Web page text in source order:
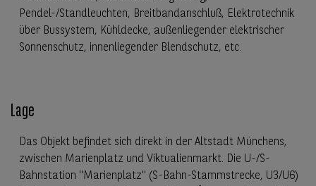
Pendel-/Standleuchten, Breitbandanschluß, Elektrotechnik
über Bussystem, Kühldecke, außenliegender elektrischer
Sonnenschutz, innenliegender Blendschutz, etc.
Lage
Das Objekt befindet sich direkt in der Altstadt Münchens,
zwischen Marienplatz und Viktualienmarkt. Die U-/S-
Bahnstation "Marienplatz" (S-Bahn-Stammstrecke, U3/U6)